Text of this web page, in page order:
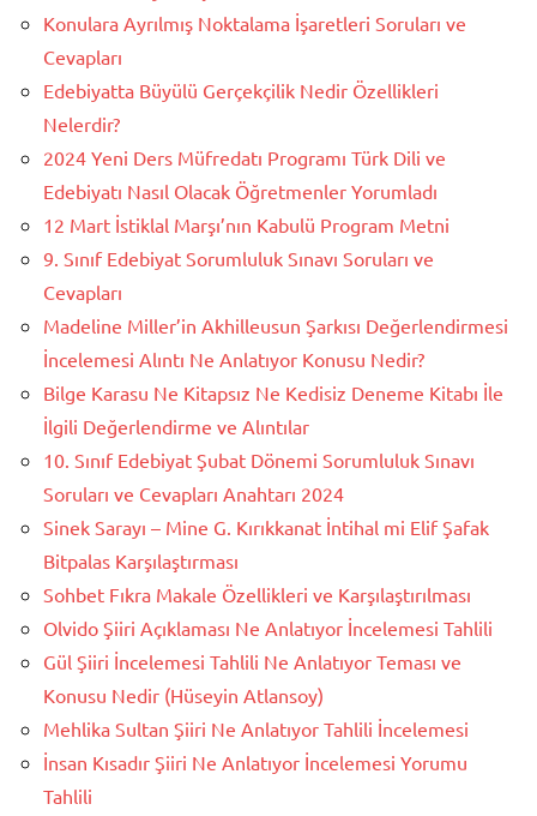
Konulara Ayrılmış Noktalama İşaretleri Soruları ve
Cevapları
Edebiyatta Büyülü Gerçekçilik Nedir Özellikleri
Nelerdir?
2024 Yeni Ders Müfredatı Programı Türk Dili ve
Edebiyatı Nasıl Olacak Öğretmenler Yorumladı
12 Mart İstiklal Marşı’nın Kabulü Program Metni
9. Sınıf Edebiyat Sorumluluk Sınavı Soruları ve
Cevapları
Madeline Miller’in Akhilleusun Şarkısı Değerlendirmesi
İncelemesi Alıntı Ne Anlatıyor Konusu Nedir?
Bilge Karasu Ne Kitapsız Ne Kedisiz Deneme Kitabı İle
İlgili Değerlendirme ve Alıntılar
10. Sınıf Edebiyat Şubat Dönemi Sorumluluk Sınavı
Soruları ve Cevapları Anahtarı 2024
Sinek Sarayı – Mine G. Kırıkkanat İntihal mi Elif Şafak
Bitpalas Karşılaştırması
Sohbet Fıkra Makale Özellikleri ve Karşılaştırılması
Olvido Şiiri Açıklaması Ne Anlatıyor İncelemesi Tahlili
Gül Şiiri İncelemesi Tahlili Ne Anlatıyor Teması ve
Konusu Nedir (Hüseyin Atlansoy)
Mehlika Sultan Şiiri Ne Anlatıyor Tahlili İncelemesi
İnsan Kısadır Şiiri Ne Anlatıyor İncelemesi Yorumu
Tahlili